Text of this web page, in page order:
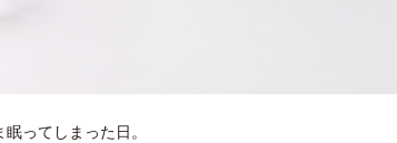
ってしまった日。